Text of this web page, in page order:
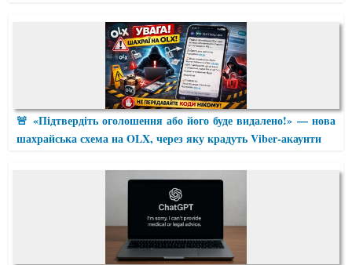
🚨 «Підтвердіть оголошення або його буде видалено!» — нова
шахрайська схема на OLX, через яку крадуть Viber-акаунти